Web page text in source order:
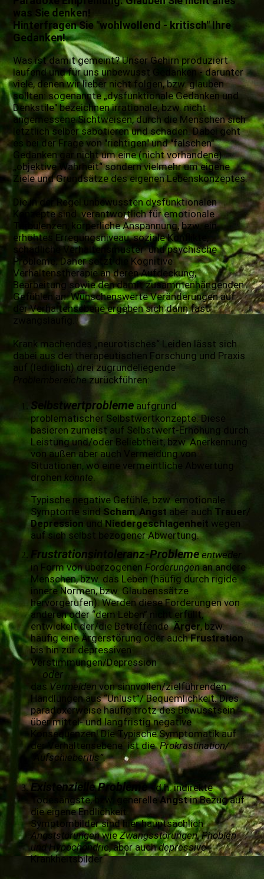
was Sie denken!
Hinterfragen Sie "wohlwollend - kritisch" Ihre
Gedanken!
Was ist damit gemeint? Unser Gehirn produziert
laufend und für uns unbewusst Gedanken - darunter
viele, denen wir lieber nicht folgen, bzw. glauben
sollten: sogenannte „dysfunktionale Gedanken und
Denkstile" bezeichnen irrationale, bzw. nicht
angemessene Sichtweisen, durch die Menschen sich
letztlich selber sabotieren und schaden. Dabei geht
es bei der Frage von "richtigen" und "falschen"
Gedanken gar nicht um eine (nicht vorhandene)
„objektive Wahrheit“ sondern vielmehr um eigene
Ziele und Grundsätze des eigenen Lebenskonzeptes.
Die in der Regel unbewussten dysfunktionalen
Konzepte sind verantwortlich für emotionale
Turbulenzen, körperliche Anspannung, bzw. ein
erhöhtes Erregungsniveau, soziale Konflikte,
schädliche Verhaltensmuster und psychische
Probleme. Daher setzt die Kognitive
Verhaltenstherapie an deren Aufdeckung,
Bearbeitung sowie den damit zusammenhängenden
Gefühlen an. Wünschenswerte Veränderungen auf
der Verhaltensebene ergeben sich dann fast
zwangsläufig.
Krank machendes „neurotisches“ Leiden lässt sich
dabei aus der therapeutischen Forschung und Praxis
auf (lediglich) drei zugrundeliegende
Problembereichezurückführen:
Selbstwertprobleme aufgrund
problematischer Selbstwertkonzepte. Diese
basieren zumeist auf Selbstwert-Erhöhung durch
Leistung und/oder Beliebtheit, bzw. Anerkennung
von außen aber auch Vermeidung von
Situationen, wo eine vermeintliche Abwertung
drohen könnte.
Typische negative Gefühle, bzw. emotionale
Symptome sind Scham,Angst aber auch Trauer/
Depression undNiedergeschlagenheit wegen
auf sich selbst bezogener Abwertung.
Frustrationsintoleranz-Probleme entweder
in Form von überzogenenForderungenan andere
Menschen, bzw. das Leben (häufig durch rigide
innere Normen, bzw. Glaubenssätze
hervorgerufen). Werden diese Forderungen von
anderen oder “dem Leben” nicht erfüllt,
entwickelt der/die BetreffendeÄrger, bzw.
häufig eine Ärgerstörung oder auchFrustration
bis hin zur depressiven
Verstimmungen/Depression
oder
das Vermeiden von sinnvollen/zielführenden
Handlungen aus “Unlust”/ Bequemlichkeit. Dies
paradoxerweise häufig trotz des Bewusstsein
über mittel- und langfristig negative
Konsequenzen! Die Typische Symptomatik auf
der Verhaltensebene ist dieProkrastination/
“Aufschieberitis”.
Existenzielle Probleme - d.h. indirekte
Todesängste, bzw. generelleAngstin Bezug auf
die eigene Endlichkeit.
Symptombilder sind hier hauptsächlich
AngststörungenwieZwangsstörungen, Phobien
und Hypochondrie, aber auchdepressive
Krankheitsbilder.